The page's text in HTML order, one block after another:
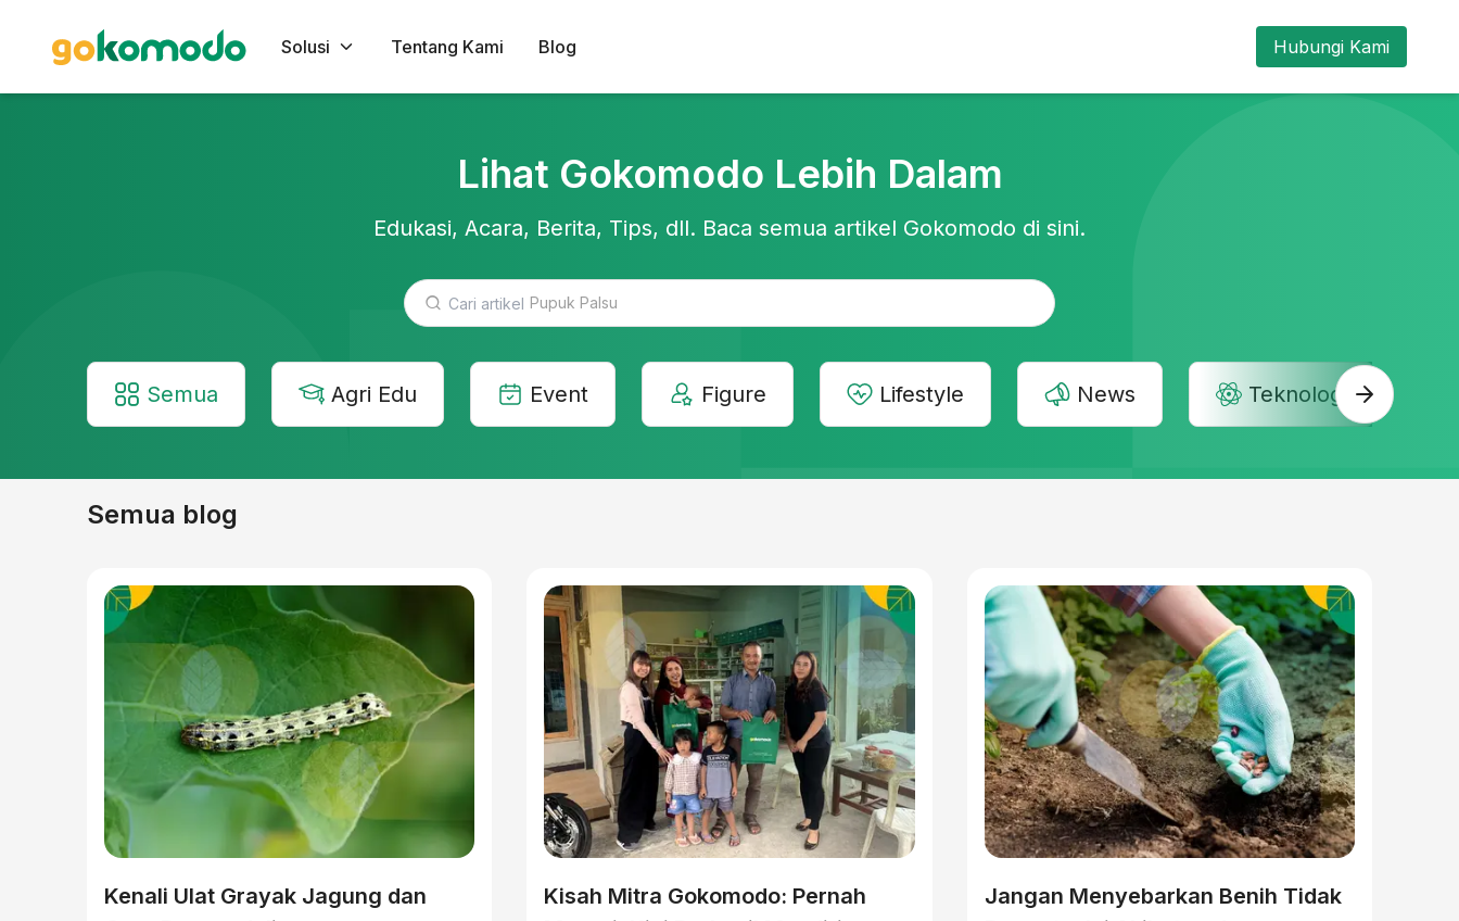
Solusi Tentang Kami Blog Hubungi Kami
Lihat Gokomodo Lebih Dalam
Edukasi, Acara, Berita, Tips, dll. Baca semua artikel Gokomodo di sini.
Teknologi Pertanian
Semua Agri Edu Event Figure Lifestyle News Teknologi
Semua blog
Kenali Ulat Grayak Jagung dan
Kisah Mitra Gokomodo: Pernah
Jangan Menyebarkan Benih Tidak